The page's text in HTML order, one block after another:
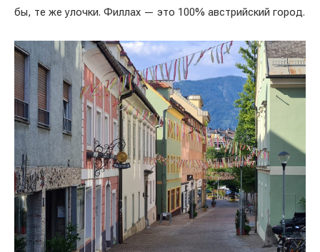
бы, те же улочки. Филлах — это 100% австрийский город.